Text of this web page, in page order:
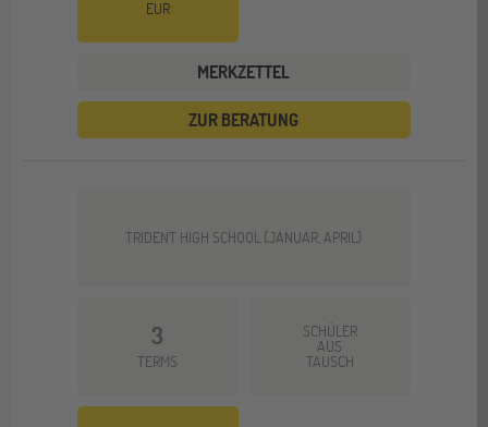
EUR
MERKZETTEL
ZUR BERATUNG
TRIDENT HIGH SCHOOL (JANUAR, APRIL)
3
TERMS
SCHÜLER
AUS
TAUSCH